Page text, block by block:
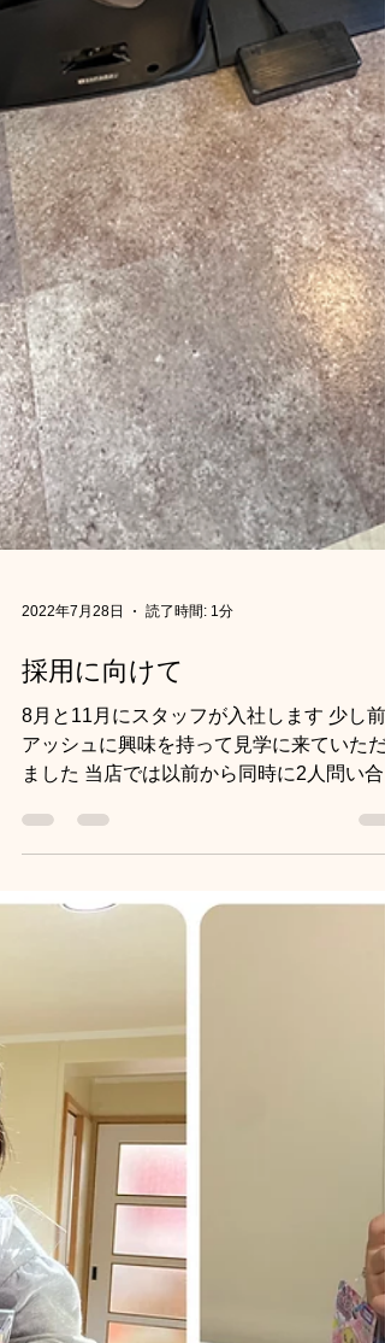
2022年7月28日 読了時間: 1分
採用に向けて
8月と11月にスタッフが入社します 少し前
アッシュに興味を持って見学に来ていただ
せがくることが多く不思議に思います これ